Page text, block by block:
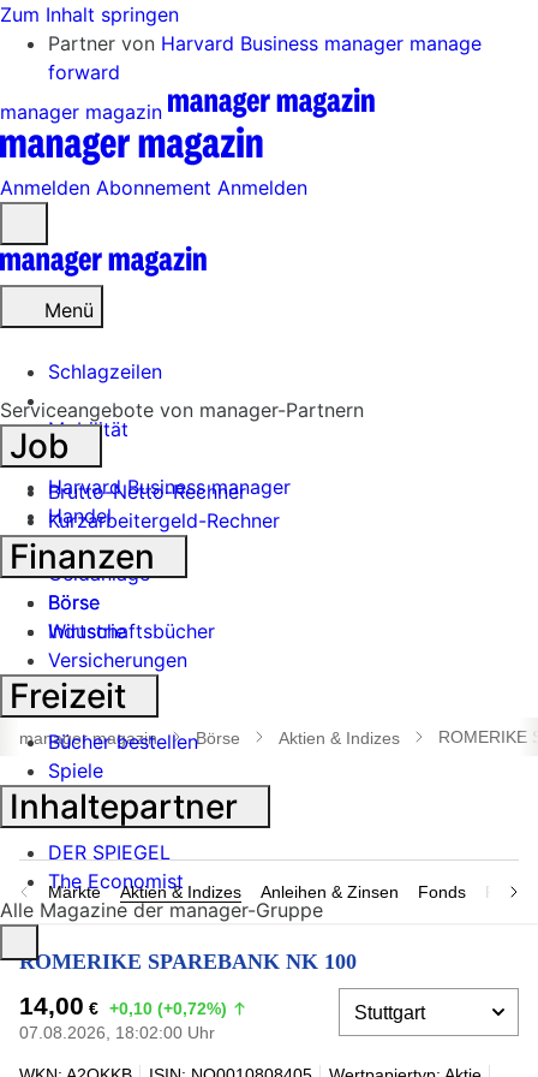
Zum Inhalt springen
Partner von Harvard Business manager manage
forward
manager magazin
Anmelden Abonnement Anmelden
öffnen
Menü
Schlagzeilen
Mobilität
Tech
Harvard Business manager
Handel
Banken
Geldanlage
Börse
Industrie
Suche
öffnen
manager magazin Börse Aktien & Indizes ROMERIKE
Märkte Aktien & Indizes Anleihen & Zinsen Fonds
ROMERIKE SPAREBANK NK 100
14,00 € +0,10 (+0,72%)
07.08.2026, 18:02:00 Uhr
Serviceangebote von manager-Partnern
Job
Brutto-Netto-Rechner
Kurzarbeitergeld-Rechner
Finanzen
Börse
Wirtschaftsbücher
Versicherungen
Freizeit
Bücher bestellen
Spiele
Inhaltepartner
DER SPIEGEL
The Economist
Alle Magazine der manager-Gruppe